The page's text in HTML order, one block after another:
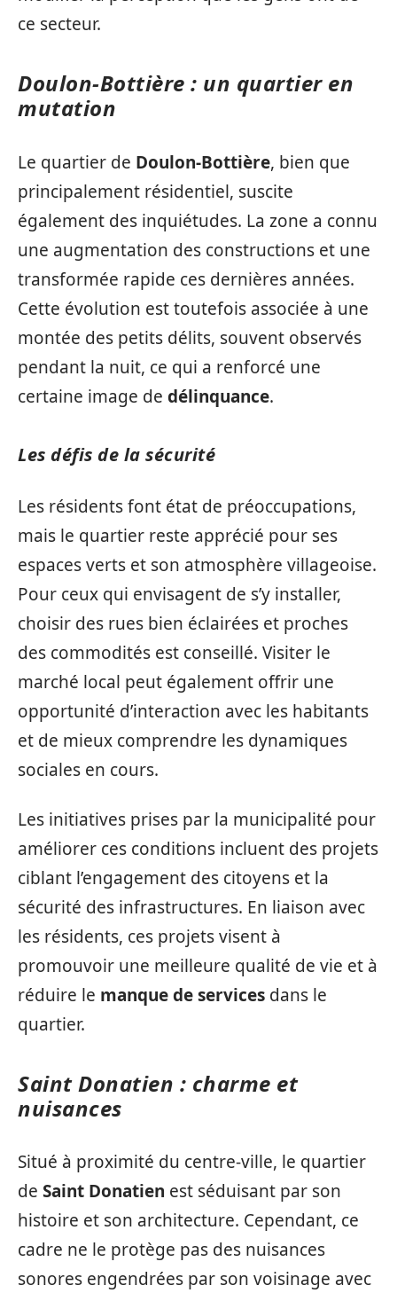
ce secteur.
Doulon-Bottière : un quartier en
mutation
Le quartier de Doulon-Bottière, bien que
principalement résidentiel, suscite
également des inquiétudes. La zone a connu
une augmentation des constructions et une
transformée rapide ces dernières années.
Cette évolution est toutefois associée à une
montée des petits délits, souvent observés
pendant la nuit, ce qui a renforcé une
certaine image de délinquance.
Les défis de la sécurité
Les résidents font état de préoccupations,
mais le quartier reste apprécié pour ses
espaces verts et son atmosphère villageoise.
Pour ceux qui envisagent de s’y installer,
choisir des rues bien éclairées et proches
des commodités est conseillé. Visiter le
marché local peut également offrir une
opportunité d’interaction avec les habitants
et de mieux comprendre les dynamiques
sociales en cours.
Les initiatives prises par la municipalité pour
améliorer ces conditions incluent des projets
ciblant l’engagement des citoyens et la
sécurité des infrastructures. En liaison avec
les résidents, ces projets visent à
promouvoir une meilleure qualité de vie et à
réduire le manque de services dans le
quartier.
Saint Donatien : charme et
nuisances
Situé à proximité du centre-ville, le quartier
de Saint Donatien est séduisant par son
histoire et son architecture. Cependant, ce
cadre ne le protège pas des nuisances
sonores engendrées par son voisinage avec